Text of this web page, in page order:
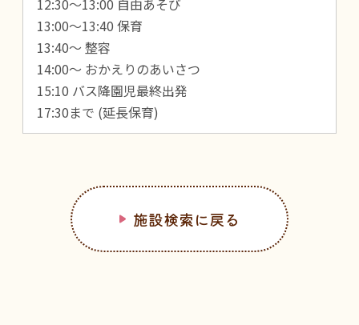
12:30～13:00 自由あそび
13:00～13:40 保育
13:40～ 整容
14:00～ おかえりのあいさつ
15:10 バス降園児最終出発
17:30まで (延長保育)
施設検索に戻る